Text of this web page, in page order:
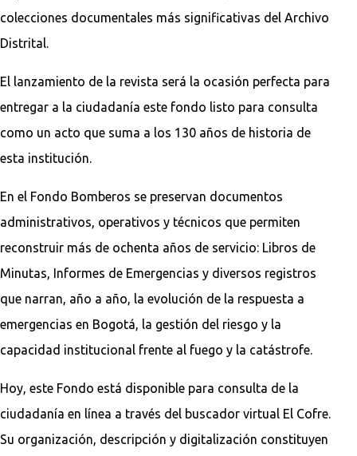
colecciones documentales más significativas del Archivo
Distrital.
El lanzamiento de la revista será la ocasión perfecta para
entregar a la ciudadanía este fondo listo para consulta
como un acto que suma a los 130 años de historia de
esta institución.
En el Fondo Bomberos se preservan documentos
administrativos, operativos y técnicos que permiten
reconstruir más de ochenta años de servicio: Libros de
Minutas, Informes de Emergencias y diversos registros
que narran, año a año, la evolución de la respuesta a
emergencias en Bogotá, la gestión del riesgo y la
capacidad institucional frente al fuego y la catástrofe.
Hoy, este Fondo está disponible para consulta de la
ciudadanía en línea a través del buscador virtual El Cofre.
Su organización, descripción y digitalización constituyen